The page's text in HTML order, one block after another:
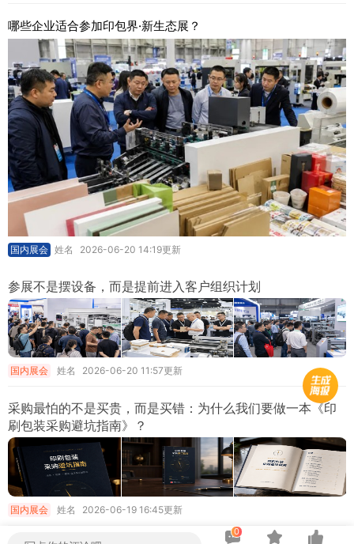
哪些企业适合参加印包界·新生态展？
国内展会 姓名 2026-06-20 14:19更新
参展不是摆设备，而是提前进入客户组织计划
国内展会 姓名 2026-06-20 11:57更新
采购最怕的不是买贵，而是买错：为什么我们要做一本《印
刷包装采购避坑指南》？
国内展会 姓名 2026-06-19 16:45更新
0